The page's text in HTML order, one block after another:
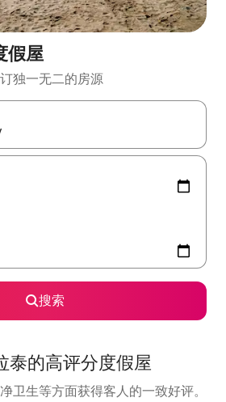
假屋
独一无二的房源
上下方向键查看，或通过点击或滑动手势
搜索
泰的高评分度假屋
卫生等方面获得客人的一致好评。